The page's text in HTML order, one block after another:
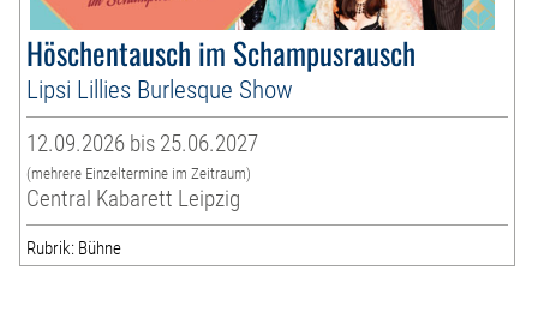
Höschentausch im Schampusrausch
Lipsi Lillies Burlesque Show
12.09.2026 bis 25.06.2027
(mehrere Einzeltermine im Zeitraum)
Central Kabarett Leipzig
Rubrik: Bühne